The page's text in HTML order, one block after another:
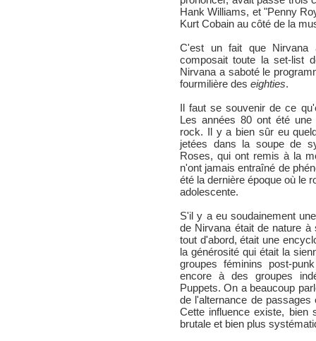
Hank Williams, et "Penny
Kurt Cobain au côté de la
C'est un fait que
composait toute la set-list
Nirvana a saboté le
fourmilière des eighties.
Il faut se souvenir de ce
Les années 80 ont été une
rock. Il y a bien sûr eu
jetées dans la soupe de
Roses, qui ont remis à la
n'ont jamais entraîné de
été la dernière époque où le
adolescente.
S'il y a eu soudainement
de Nirvana était de nature
tout d'abord, était une
la générosité qui était la
groupes féminins post-
encore à des groupes
Puppets. On a beaucoup
de l'alternance de
Cette influence existe, bien
brutale et bien plus